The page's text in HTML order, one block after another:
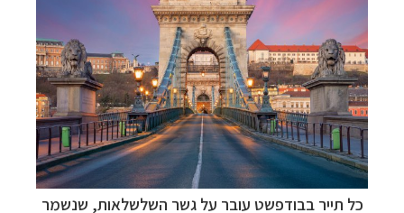
כל תייר בבודפשט עובר עלגשר השלשלאות, שנשמר